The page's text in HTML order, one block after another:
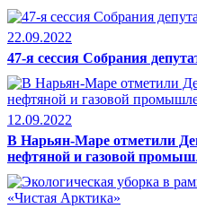
22.09.2022
47-я сессия Собрания
12.09.2022
В Нарьян-Маре отметили
нефтяной и газовой